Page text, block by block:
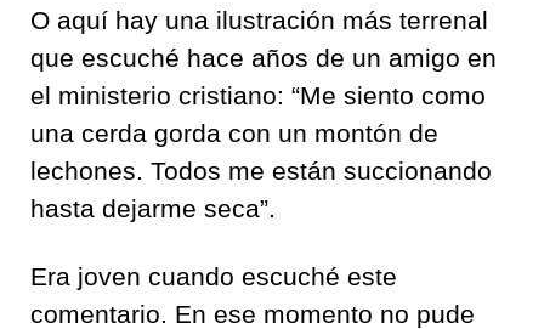
O aquí hay una ilustración más terrenal
que escuché hace años de un amigo en
el ministerio cristiano: “Me siento como
una cerda gorda con un montón de
lechones. Todos me están succionando
hasta dejarme seca”.
Era joven cuando escuché este
comentario. En ese momento no pude